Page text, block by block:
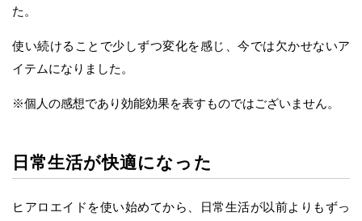
た。
使い続けることで少しずつ変化を感じ、今では欠かせないア
イテムになりました。
※個人の感想であり効能効果を表すものではございません。
日常生活が快適になった
ヒアロエイドを使い始めてから、日常生活が以前よりもずっ